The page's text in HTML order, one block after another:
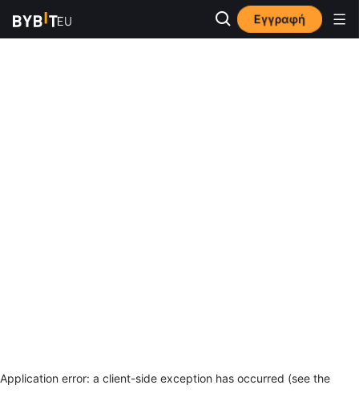
Εγγραφή
Application error: a client-side exception has occurred (see the